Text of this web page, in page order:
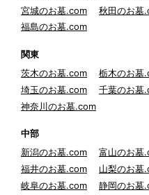
宮城のお墓.com
秋田のお墓
福島のお墓.com
関東
茨木のお墓.com
栃木のお墓
埼玉のお墓.com
千葉のお墓
神奈川のお墓.com
中部
新潟のお墓.com
富山のお墓
福井のお墓.com
山梨のお墓
岐阜のお墓.com
静岡のお墓